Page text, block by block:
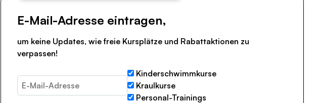
E-Mail-Adresse eintragen,
um keine Updates, wie freie Kursplätze und Rabattaktionen zu
verpassen!
Kinderschwimmkurse
Kraulkurse
Personal-Trainings